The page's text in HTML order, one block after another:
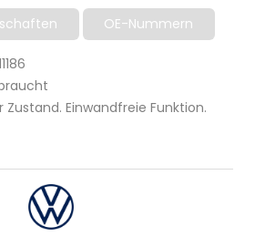
OE-Nummern
Einwandfreie Funktion.